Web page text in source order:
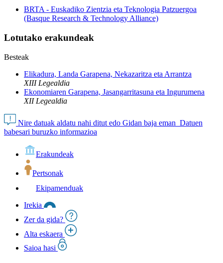
BRTA - Euskadiko Zientzia eta Teknologia Patzuergoa
(Basque Research & Technology Alliance)
Lotutako erakundeak
Besteak
Elikadura, Landa Garapena, Nekazaritza eta Arrantza
XIII Legealdia
Ekonomiaren Garapena, Jasangarritasuna eta Ingurumena
XII Legealdia
Nire datuak aldatu nahi ditut edo Gidan baja eman Datuen
babesari buruzko informazioa
Erakundeak
Pertsonak
Ekipamenduak
Irekia
Zer da gida?
Alta eskaera
Saioa hasi